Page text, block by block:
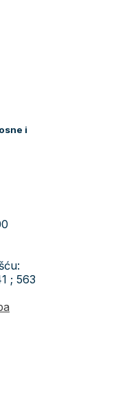
i
; 563